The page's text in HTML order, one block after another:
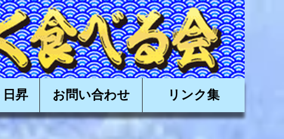
ごと,有限会社日昇,近海かつお,近海カツオ,かつお船,カツオ船
昇 お問い合わせ リンク集